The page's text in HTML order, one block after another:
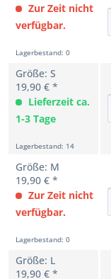
Zur Zeit nicht
verfügbar.
Lagerbestand: 0
Größe: S
19,90 € *
Lieferzeit ca.
1-3 Tage
Lagerbestand: 14
Größe: M
19,90 € *
Zur Zeit nicht
verfügbar.
Lagerbestand: 0
Größe: L
19,90 € *